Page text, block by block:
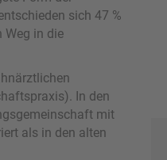
sich 47 %
Weg in die
In den
mit
als in den alten